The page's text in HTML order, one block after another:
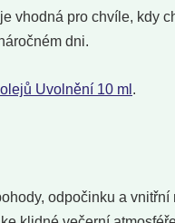
vhodná pro chvíle, kdy
dni.
Uvolnění 10 ml .
odpočinku a